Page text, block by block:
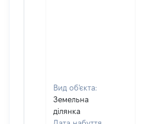
Вид об'єкта:
Земельна
ділянка